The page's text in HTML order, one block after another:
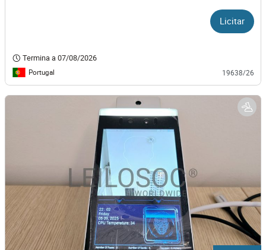
Licitar
Termina a07/08/2026
Portugal 19638/26